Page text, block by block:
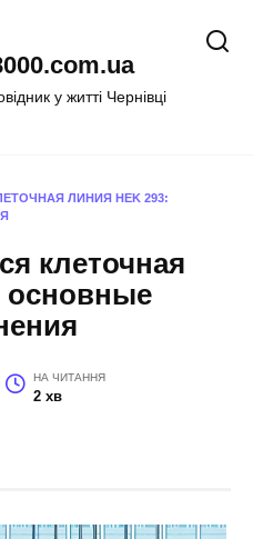
у житті Чернівці
ЛИНИЯ HEK 293:
клеточная
основные
НА ЧИТАННЯ
2 хв